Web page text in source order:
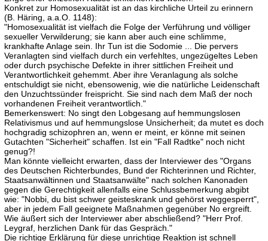
Konkret zur Homosexualität ist an das kirchliche Urteil zu erinnern
(B. Häring, a.a.O. 1148):
"Homosexualität ist vielfach die Folge der Verführung und völliger
sexueller Verwilderung; sie kann aber auch eine schlimme,
krankhafte Anlage sein. Ihr Tun ist die Sodomie ... Die pervers
Veranlagten sind vielfach durch ein verfehltes, ungezügeltes Leben
oder durch psychische Defekte in ihrer sittlichen Freiheit und
Verantwortlichkeit gehemmt. Aber ihre Veranlagung als solche
entschuldigt sie nicht, ebensowenig, wie die natürliche Leidenschaft
den Unzuchtssünder freispricht. Sie sind nach dem Maß der noch
vorhandenen Freiheit verantwortlich."
Bemerkenswert: No singt den Lobgesang auf hemmungslosen
Relativismus und auf hemmungslose Unsicherheit; da mutet es doch
hochgradig schizophren an, wenn er meint, er könne mit seinen
Gutachten "Sicherheit" schaffen. Ist ein "Fall Radtke" noch nicht
genug?!
Man könnte vielleicht erwarten, dass der Interviewer des "Organs
des Deutschen Richterbundes, Bund der Richterinnen und Richter,
Staatsanwältinnen und Staatsanwälte" nach solchen Kanonaden
gegen die Gerechtigkeit allenfalls eine Schlussbemerkung abgibt
wie: "Nobbi, du bist schwer geisteskrank und gehörst weggesperrt",
aber in jedem Fall geeignete Maßnahmen gegenüber No ergreift.
Wie äußert sich der Interviewer aber abschließend? "Herr Prof.
Leygraf, herzlichen Dank für das Gespräch."
Die richtige Erklärung für diese unrichtige Reaktion ist schnell